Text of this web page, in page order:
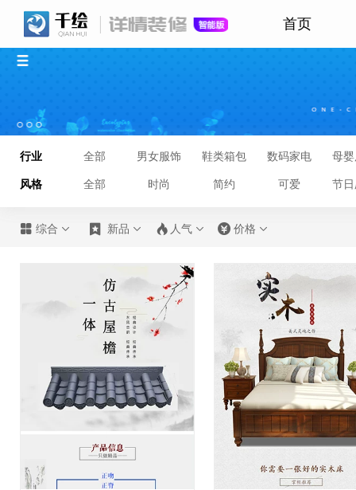
首页
行业 全部 男女服饰 鞋类箱包 数码家电 母
风格 全部 时尚 简约 可爱 节
 综合   新品   人气   价格 